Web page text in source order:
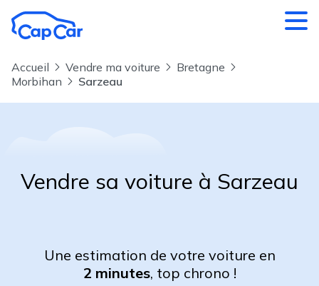
Accueil Vendre ma voiture
Bretagne
Morbihan
Sarzeau
Vendre sa voiture à Sarzeau
Une estimation de votre voiture en
2 minutes, top chrono !